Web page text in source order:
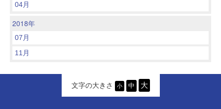
04月
2018年
07月
11月
文字の大きさ